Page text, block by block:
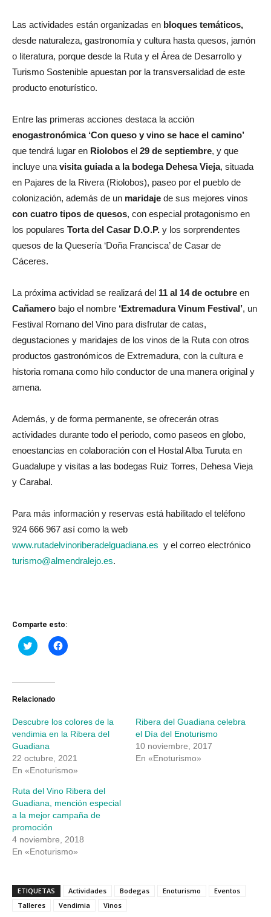
Las actividades están organizadas en bloques temáticos,
desde naturaleza, gastronomía y cultura hasta quesos, jamón
o literatura, porque desde la Ruta y el Área de Desarrollo y
Turismo Sostenible apuestan por la transversalidad de este
producto enoturístico.
Entre las primeras acciones destaca la acción
enogastronómica ‘Con queso y vino se hace el camino’
que tendrá lugar en Riolobos el 29 de septiembre, y que
incluye una visita guiada a la bodega Dehesa Vieja, situada
en Pajares de la Rivera (Riolobos), paseo por el pueblo de
colonización, además de un maridaje de sus mejores vinos
con cuatro tipos de quesos, con especial protagonismo en
los populares Torta del Casar D.O.P. y los sorprendentes
quesos de la Quesería ‘Doña Francisca’ de Casar de
Cáceres.
La próxima actividad se realizará del 11 al 14 de octubre en
Cañamero bajo el nombre ‘Extremadura Vinum Festival’, un
Festival Romano del Vino para disfrutar de catas,
degustaciones y maridajes de los vinos de la Ruta con otros
productos gastronómicos de Extremadura, con la cultura e
historia romana como hilo conductor de una manera original y
amena.
Además, y de forma permanente, se ofrecerán otras
actividades durante todo el periodo, como paseos en globo,
enoestancias en colaboración con el Hostal Alba Turuta en
Guadalupe y visitas a las bodegas Ruiz Torres, Dehesa Vieja
y Carabal.
Para más información y reservas está habilitado el teléfono
924 666 967 así como la web
www.rutadelvinoriberadelguadiana.es y el correo electrónico
turismo@almendralejo.es.
Comparte esto:
Haz
clic
Twitter
abre
ventana
nueva)
Haz
clic
ventana
nueva)
Relacionado
Descubre los colores de la
vendimia en la Ribera del
Guadiana
22 octubre, 2021
En «Enoturismo»
Ribera del Guadiana celebra
el Día del Enoturismo
10 noviembre, 2017
En «Enoturismo»
Ruta del Vino Ribera del
Guadiana, mención especial
a la mejor campaña de
promoción
4 noviembre, 2018
En «Enoturismo»
ETIQUETAS Actividades Bodegas Enoturismo
Eventos
Talleres
Vendimia Vinos